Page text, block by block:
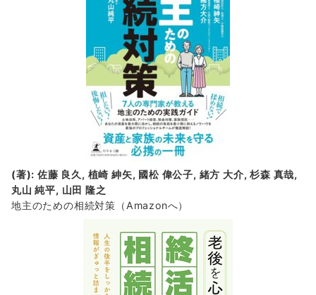
(著): 佐藤 良久, 植崎 紳矢, 國松 偉公子, 緒方 大介, 杉森 真哉,
丸山 純平, 山田 隆之
地主のための相続対策 （Amazonへ）